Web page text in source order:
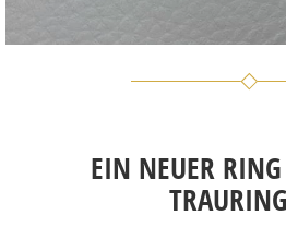
EIN NEUER